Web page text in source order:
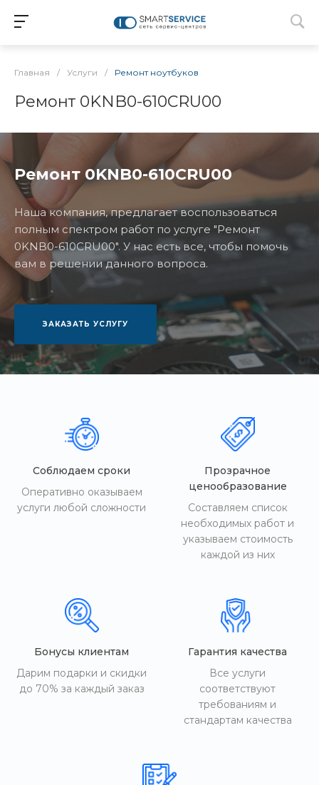
Главная / Услуги / Ремонт ноутбуков
Ремонт 0KNB0-610CRU00
Ремонт 0KNB0-610CRU00
Наша компания, предлагает воспользоваться
полным спектром работ по услуге "Ремонт
0KNB0-610CRU00". У нас есть все, чтобы помочь
вам в решении данного вопроса.
ЗАКАЗАТЬ УСЛУГУ
Соблюдаем сроки
Оперативно оказываем
услуги любой сложности
Прозрачное
ценообразование
Составляем список
необходимых работ и
указываем стоимость
каждой из них
Бонусы клиентам
Дарим подарки и скидки
до 70% за каждый заказ
Гарантия качества
Все услуги
соответствуют
требованиям и
стандартам качества